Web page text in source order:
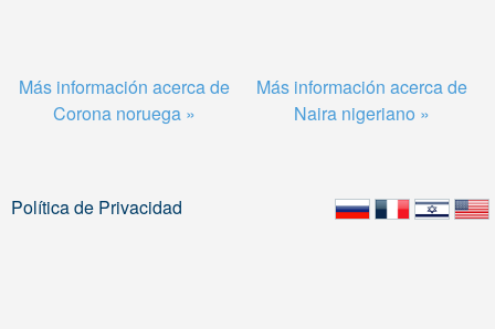
Más información acerca de
Corona noruega »
Más información acerca de
Naira nigeriano »
Política de Privacidad